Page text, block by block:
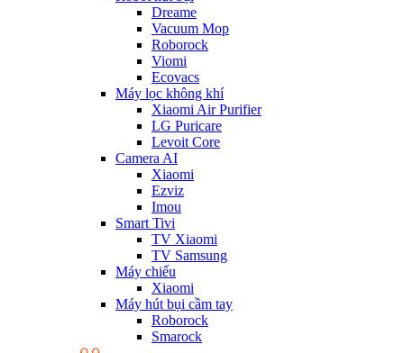
Dreame
Vacuum Mop
Roborock
Viomi
Ecovacs
Máy lọc không khí
Xiaomi Air Purifier
LG Puricare
Levoit Core
Camera AI
Xiaomi
Ezviz
Imou
Smart Tivi
TV Xiaomi
TV Samsung
Máy chiếu
Xiaomi
Máy hút bụi cầm tay
Roborock
Smarock